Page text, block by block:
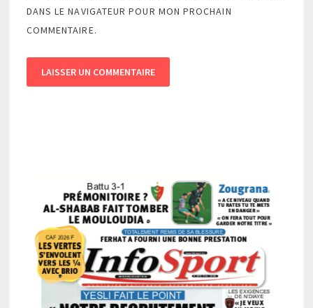
DANS LE NAVIGATEUR POUR MON PROCHAIN
COMMENTAIRE.